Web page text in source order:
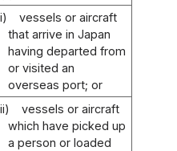
vessels or aircraft
that arrive in Japan
having departed from
or visited an
overseas port; or
vessels or aircraft
which have picked up
a person or loaded